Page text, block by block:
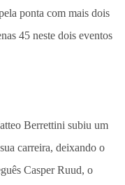
ponta com mais dois
45 neste dois eventos
Berrettini subiu um
carreira, deixando o
Casper Ruud, o